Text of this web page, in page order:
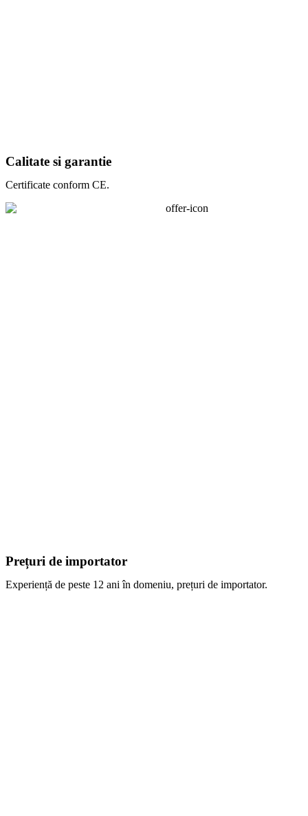
Calitate si garantie
Certificate conform CE.
Prețuri de importator
Experiență de peste 12 ani în domeniu, prețuri de importator.